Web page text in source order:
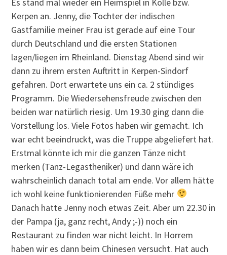
Kerpen an. Jenny, die Tochter der indischen
Gastfamilie meiner Frau ist gerade auf eine Tour
durch Deutschland und die ersten Stationen
lagen/liegen im Rheinland. Dienstag Abend sind wir
dann zu ihrem ersten Auftritt in Kerpen-Sindorf
gefahren. Dort erwartete uns ein ca. 2 stündiges
Programm. Die Wiedersehensfreude zwischen den
beiden war natürlich riesig. Um 19.30 ging dann die
Vorstellung los. Viele Fotos haben wir gemacht. Ich
war echt beeindruckt, was die Truppe abgeliefert hat.
Erstmal könnte ich mir die ganzen Tänze nicht
merken (Tanz-Legastheniker) und dann wäre ich
wahrscheinlich danach total am ende. Vor allem hätte
ich wohl keine funktionierenden Füße mehr
Danach hatte Jenny noch etwas Zeit. Aber um 22.30 in
der Pampa (ja, ganz recht, Andy ;-)) noch ein
Restaurant zu finden war nicht leicht. In Horrem
haben wir es dann beim Chinesen versucht. Hat auch